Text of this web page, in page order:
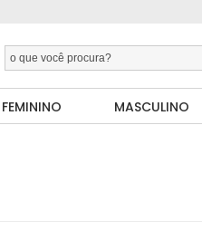
FEMININO MASCULINO